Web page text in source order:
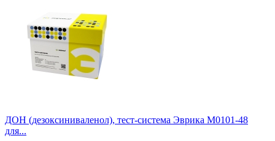
ДОН (дезоксиниваленол), тест-система Эврика M0101-48
для...